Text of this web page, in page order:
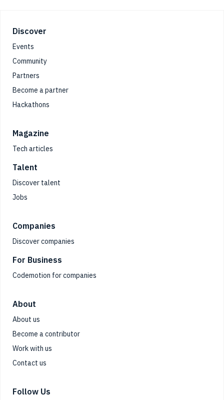
Footer
Discover
Events
Community
Partners
Become a partner
Hackathons
Magazine
Tech articles
Talent
Discover talent
Jobs
Companies
Discover companies
For Business
Codemotion for companies
About
About us
Become a contributor
Work with us
Contact us
Follow Us